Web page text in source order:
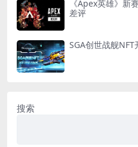
《Apex英雄》新
差评
SGA创世战舰
搜索